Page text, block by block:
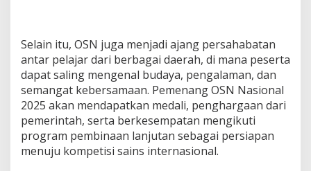
Selain itu, OSN juga menjadi ajang persahabatan
antar pelajar dari berbagai daerah, di mana peserta
dapat saling mengenal budaya, pengalaman, dan
semangat kebersamaan. Pemenang OSN Nasional
2025 akan mendapatkan medali, penghargaan dari
pemerintah, serta berkesempatan mengikuti
program pembinaan lanjutan sebagai persiapan
menuju kompetisi sains internasional.